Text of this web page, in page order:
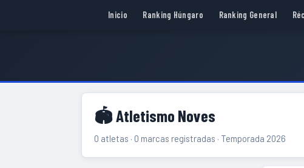
Inicio Ranking Húngaro Ranking General
🏟 Atletismo Noves
0 atletas · 0 marcas registradas · Temporada 2026